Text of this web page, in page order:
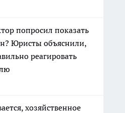
попросил показать
Юристы объяснили,
реагировать
хозяйственное